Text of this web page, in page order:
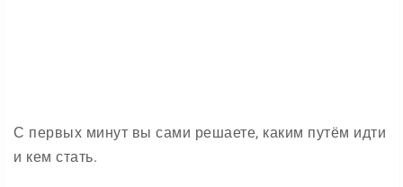
С первых минут вы сами решаете, каким путём идти
и кем стать.